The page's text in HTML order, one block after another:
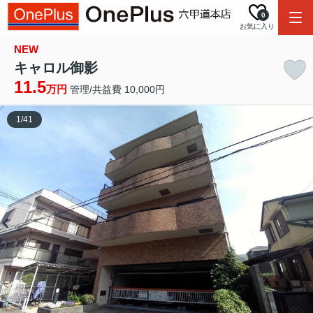
お気に入り
0
NEW
キャロル御影
11.5万円 管理/共益費 10,000円
1/41